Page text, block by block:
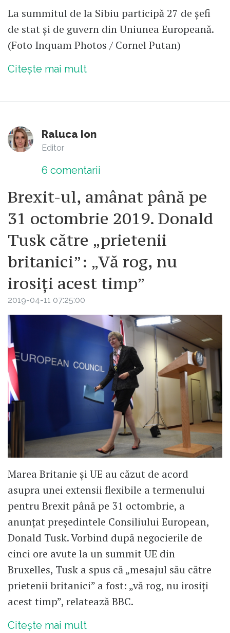
La summitul de la Sibiu participă 27 de șefi
de stat și de guvern din Uniunea Europeană.
(Foto Inquam Photos / Cornel Putan)
Citește mai mult
Raluca Ion
Editor
6 comentarii
Brexit-ul, amânat până pe
31 octombrie 2019. Donald
Tusk către „prietenii
britanici”: „Vă rog, nu
irosiți acest timp”
2019-04-11 07:25:00
Marea Britanie și UE au căzut de acord
asupra unei extensii flexibile a termenului
pentru Brexit până pe 31 octombrie, a
anunțat președintele Consiliului European,
Donald Tusk. Vorbind după negocierile de
cinci ore avute la un summit UE din
Bruxelles, Tusk a spus că „mesajul său către
prietenii britanici” a fost: „vă rog, nu irosiți
acest timp”, relatează BBC.
Citește mai mult